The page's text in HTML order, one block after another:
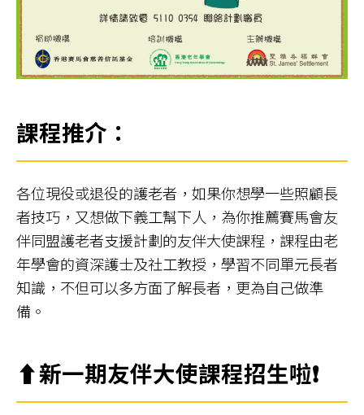
課程推介：
各位現役或退役的護老者，如果你想學一些照顧長
者技巧，又想做下義工幫下人，為你推薦賽馬會友
伴同盟護老者支援計劃的友伴大使課程，課程由老
年學會的資深護士及社工教授，學習不同單元長者
知識，不但可以多方面了解長者，更為自己做準
備。
⬆️新一期友伴大使課程招生啦❗